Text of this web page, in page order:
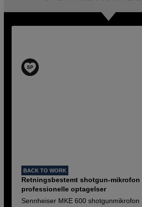
BACK TO WORK
Retningsbestemt shotgun-mikrofon
professionelle optagelser
Sennheiser MKE 600 shotgunmikrofon